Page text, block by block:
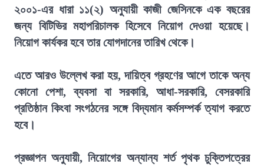
২০০১-এর ধারা ১১(২) অনুযায়ী কাজী জেসিনকে এক বছরের
জন্য বিটিভির মহাপরিচালক হিসেবে নিয়োগ দেওয়া হয়েছে।
নিয়োগ কার্যকর হবে তার যোগদানের তারিখ থেকে।
এতে আরও উল্লেখ করা হয়, দায়িত্ব গ্রহণের আগে তাকে অন্য
কোনো পেশা, ব্যবসা বা সরকারি, আধা-সরকারি, বেসরকারি
প্রতিষ্ঠান কিংবা সংগঠনের সঙ্গে বিদ্যমান কর্মসম্পর্ক ত্যাগ করতে
হবে।
প্রজ্ঞাপন অনুযায়ী, নিয়োগের অন্যান্য শর্ত পৃথক চুক্তিপত্রের